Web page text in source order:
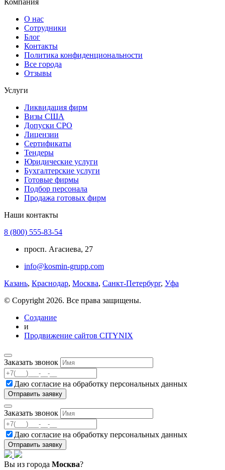
Компания
О нас
Сотрудники
Блог
Контакты
Политика конфиденциональности
Все города
Отзывы
Услуги
Ликвидация фирм
Визы США
Допуски СРО
Лицензии
Сертификаты
Тендеры
Юридические услуги
Бухгалтерские услуги
Готовые фирмы
Подбор персонала
Продажа готовых фирм
Наши контакты
8 (800) 555-83-54
просп. Агасиева, 27
info@kosmin-grupp.com
Казань, Краснодар, Москва, Санкт-Петербург, Уфа
© Copyright 2026. Все права защищены.
Создание
и
Продвижение сайтов CITYNIX
Заказать звонок
Даю согласие на обработку персональных данных
Заказать звонок
Даю согласие на обработку персональных данных
Вы из города Москва?